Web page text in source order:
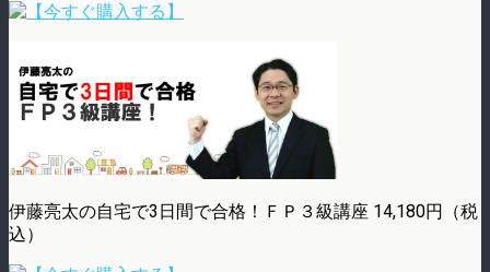
伊藤亮太の自宅で3日間で合格！ＦＰ３級講座 14,180円（税
込）